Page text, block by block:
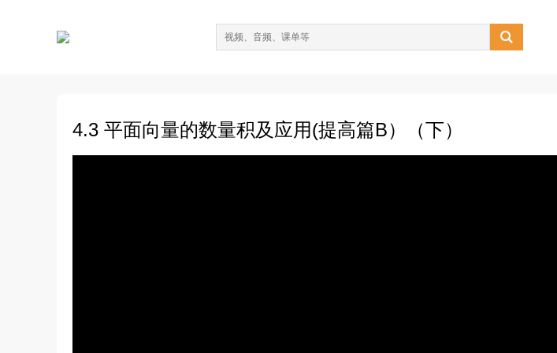

4.3 平面向量的数量积及应用(提高篇B）（下）